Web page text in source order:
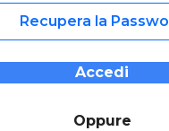
Recupera la
Accedi
Oppure